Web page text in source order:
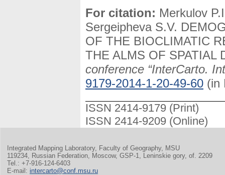
For citation: Merkulov
Sergeipheva S.V.
OF THE BIOCLIMATIC
THE ALMS OF SPATIAL
conference “InterCarto.
9179-2014-1-20-49-60 (in
ISSN 2414-9179 (Print)
ISSN 2414-9209 (Online)
Integrated Mapping Laboratory, Faculty of Geography, MSU
119234, Russian Federation, Moscow, GSP-1, Leninskie gory, of. 2209
Tel.: +7-916-124-6403
E-mail: intercarto@conf.msu.ru